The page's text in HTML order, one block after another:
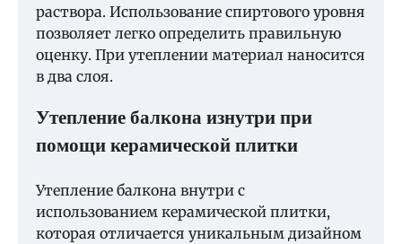
раствора. Использование спиртового уровня
позволяет легко определить правильную
оценку. При утеплении материал наносится
в два слоя.
Утепление балкона изнутри при
помощи керамической плитки
Утепление балкона внутри с
использованием керамической плитки,
которая отличается уникальным дизайном